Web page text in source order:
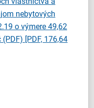
nebytových
o výmere 49,62
(PDF) [PDF, 176,64